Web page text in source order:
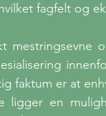
fagfelt og
mestringsevne
faktum er at
ligger en